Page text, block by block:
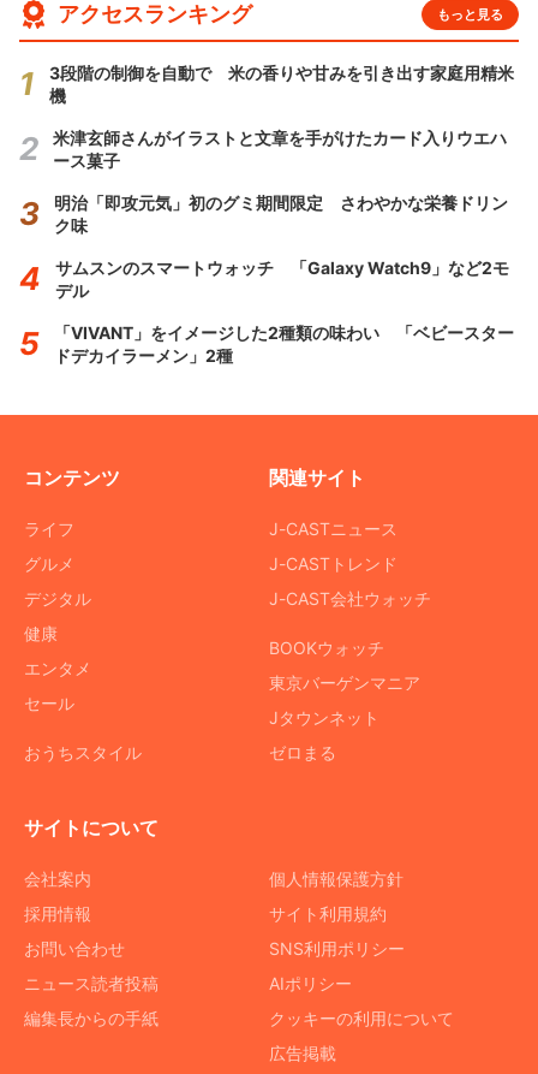
アクセスランキング もっと見る
3段階の制御を自動で 米の香りや甘みを引き出す家庭用精米
機
米津玄師さんがイラストと文章を手がけたカード入りウエハ
ース菓子
明治「即攻元気」初のグミ期間限定 さわやかな栄養ドリン
ク味
サムスンのスマートウォッチ 「Galaxy Watch9」など2モ
デル
「VIVANT」をイメージした2種類の味わい 「ベビースター
ドデカイラーメン」2種
コンテンツ
ライフ
グルメ
デジタル
健康
エンタメ
セール
おうちスタイル
関連サイト
J-CASTニュース
J-CASTトレンド
J-CAST会社ウォッチ
BOOKウォッチ
東京バーゲンマニア
Jタウンネット
ゼロまる
サイトについて
会社案内
採用情報
お問い合わせ
ニュース読者投稿
編集長からの手紙
個人情報保護方針
サイト利用規約
SNS利用ポリシー
AIポリシー
クッキーの利用について
広告掲載